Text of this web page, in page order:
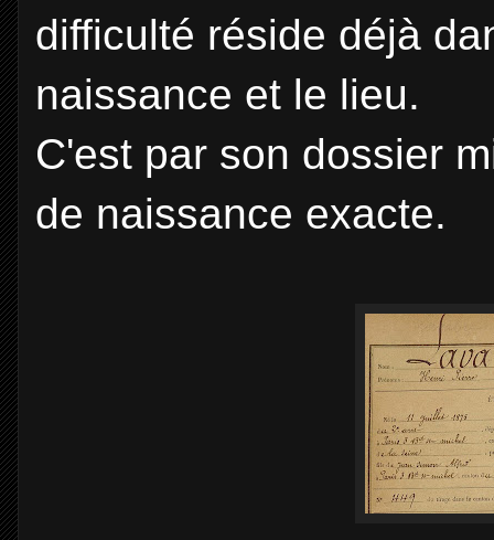
difficulté réside déjà
naissance et le lieu.
C'est par son dossier
de naissance exacte.